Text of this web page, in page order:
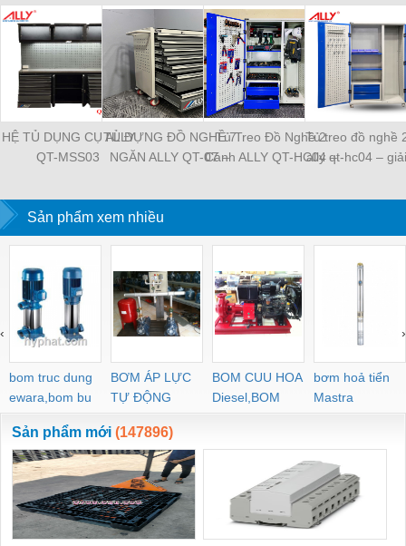
HỆ TỦ DỤNG CỤ ALLY
QT-MSS03
TỦ ĐỰNG ĐỒ NGHỀ 7
NGĂN ALLY QT-07 –
CHO XƯỞNG, GARA,
NHÀ MÁY
Tủ Treo Đồ Nghề 2
Cánh ALLY QT-HC04 –
Chuyên Nghiệp Cho
Tủ treo đồ nghề
ally qt-hc04 –
cho nhà xưởng
Sản phẩm xem nhiều
bom truc dung
ewara,bom bu
ewara
BƠM ÁP LỰC
TỰ ĐỘNG
BOM CUU HOA
Diesel,BOM
CHUA CHAY
bơm hoả tiển
Mastra
‹ ›
Sản phẩm mới (147896)